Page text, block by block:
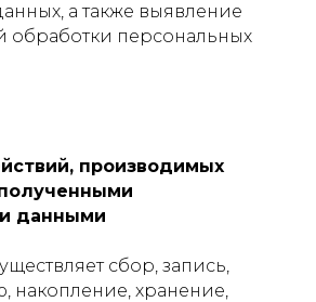
а также выявление
обработки персональных
производимых
данными
сбор, запись,
накопление, хранение,